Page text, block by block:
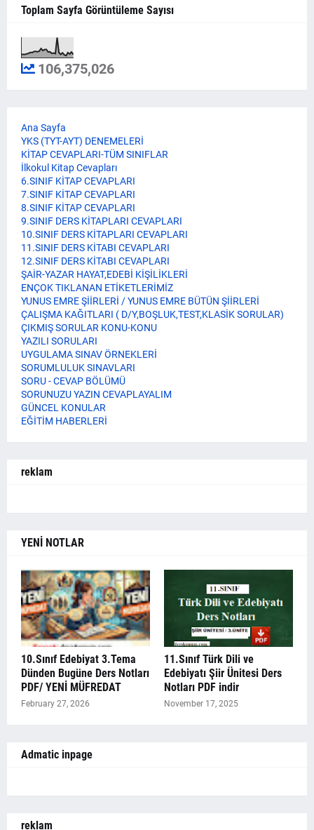
Toplam Sayfa Görüntüleme Sayısı
106,375,026
Ana Sayfa
YKS (TYT-AYT) DENEMELERİ
KİTAP CEVAPLARI-TÜM SINIFLAR
İlkokul Kitap Cevapları
6.SINIF KİTAP CEVAPLARI
7.SINIF KİTAP CEVAPLARI
8.SINIF KİTAP CEVAPLARI
9.SINIF DERS KİTAPLARI CEVAPLARI
10.SINIF DERS KİTAPLARI CEVAPLARI
11.SINIF DERS KİTABI CEVAPLARI
12.SINIF DERS KİTABI CEVAPLARI
ŞAİR-YAZAR HAYAT,EDEBİ KİŞİLİKLERİ
ENÇOK TIKLANAN ETİKETLERİMİZ
YUNUS EMRE ŞİİRLERİ / YUNUS EMRE BÜTÜN ŞİİRLERİ
ÇALIŞMA KAĞITLARI ( D/Y,BOŞLUK,TEST,KLASİK SORULAR)
ÇIKMIŞ SORULAR KONU-KONU
YAZILI SORULARI
UYGULAMA SINAV ÖRNEKLERİ
SORUMLULUK SINAVLARI
SORU - CEVAP BÖLÜMÜ
SORUNUZU YAZIN CEVAPLAYALIM
GÜNCEL KONULAR
EĞİTİM HABERLERİ
reklam
YENİ NOTLAR
10.Sınıf Edebiyat 3.Tema
Dünden Bugüne Ders Notları
PDF/ YENİ MÜFREDAT
February 27, 2026
11.Sınıf Türk Dili ve
Edebiyatı Şiir Ünitesi Ders
Notları PDF indir
November 17, 2025
Admatic inpage
reklam